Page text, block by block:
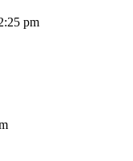
pm